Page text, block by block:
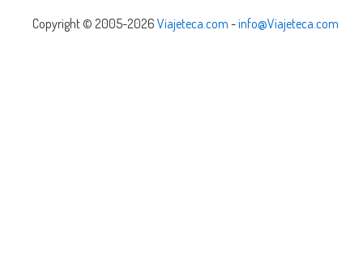
Copyright © 2005-2026 Viajeteca.com -info@Viajeteca.com